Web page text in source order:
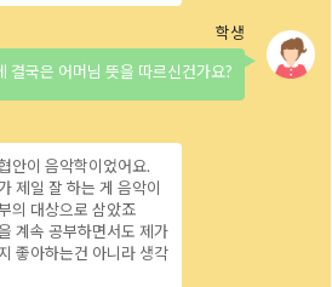
결국은 어머님 뜻을 따르신건가요?
안이 음악학이었어요.
제일 잘 하는 게 음악이
의 대상으로 삼았죠
계속 공부하면서도 제가
좋아하는건 아니라 생각